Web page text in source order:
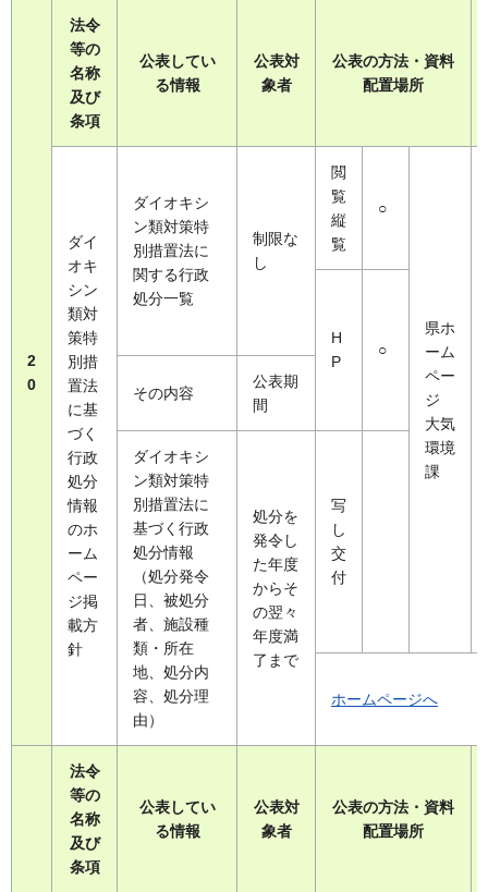
2
0
法令
等の
名称
及び
条項
公表してい
る情報
公表対
象者
公表の方法・資料
配置場所
ダイ
オキ
シン
類対
策特
別措
置法
に基
づく
行政
処分
情報
のホ
ーム
ペー
ジ掲
載方
針
ダイオキシ
ン類対策特
別措置法に
関する行政
処分一覧
制限な
し
閲
覧
縦
覧
○
県ホ
ーム
ペー
ジ
大気
環境
課
H
P
○
その内容
公表期
間
ダイオキシ
ン類対策特
別措置法に
基づく行政
処分情報
（処分発令
日、被処分
者、施設種
類・所在
地、処分内
容、処分理
由）
処分を
発令し
た年度
からそ
の翌々
年度満
了まで
写
し
交
付
ホームページへ
法令
等の
名称
及び
条項
公表してい
る情報
公表対
象者
公表の方法・資料
配置場所